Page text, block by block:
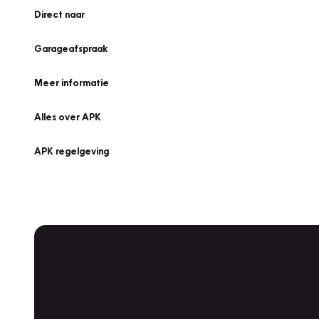
Direct naar
Garageafspraak
Meer informatie
Alles over APK
APK regelgeving